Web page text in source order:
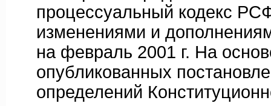
процессуальный кодекс
изменениями и
на февраль 2001 г. На
опубликованных
определений